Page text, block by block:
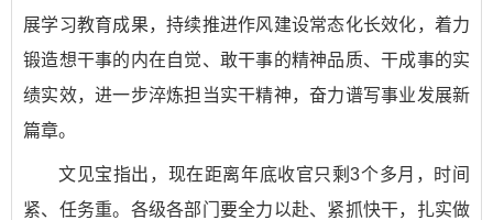
展学习教育成果，持续推进作风建设常态化长效化，着力
锻造想干事的内在自觉、敢干事的精神品质、干成事的实
绩实效，进一步淬炼担当实干精神，奋力谱写事业发展新
篇章。
文见宝指出，现在距离年底收官只剩3个多月，时间
紧、任务重。各级各部门要全力以赴、紧抓快干，扎实做